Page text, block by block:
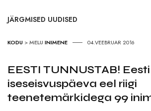
JÄRGMISED UUDISED
KODU >MELU INIMENE 04.VEEBRUAR 2016
EESTI TUNNUSTAB!
iseseisvuspäeva eel riigi
teenetemärkidega 99